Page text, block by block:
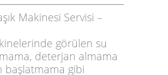
Makinesi Servisi –
görülen su
deterjan almama
başlatmama gibi